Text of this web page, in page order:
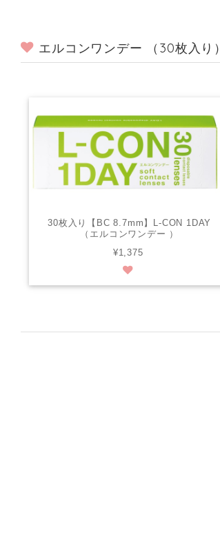
エルコンワンデー （30枚入り）
30枚入り【BC 8.7mm】L-CON 1DAY
（エルコンワンデー ）
¥1,375